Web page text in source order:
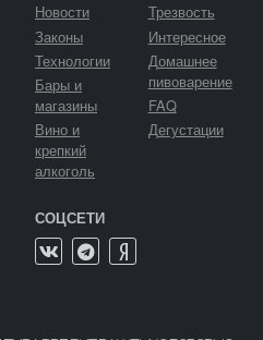
Новости
Законы
Технологии
Бары и
магазины
Вино и
крепкий
алкоголь
Трезвость
Интересное
Домашнее
пивоварение
FAQ
Дегустации
СОЦСЕТИ